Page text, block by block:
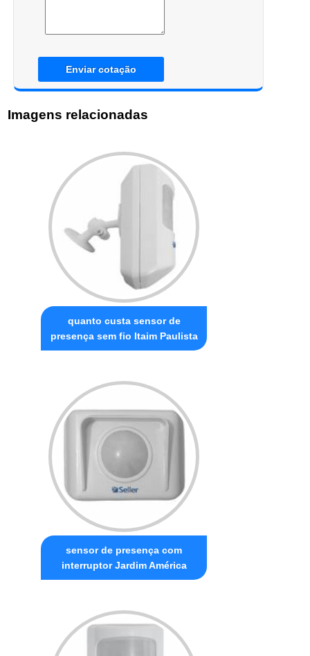
Enviar cotação
Imagens relacionadas
quanto custa sensor de
presença sem fio Itaim Paulista
sensor de presença com
interruptor Jardim América